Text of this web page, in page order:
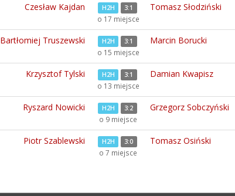
Czesław Kajdan H2H 3:1 Tomasz Słodziński
o 17 miejsce
Bartłomiej Truszewski H2H 3:1 Marcin Borucki
o 15 miejsce
Krzysztof Tylski H2H 3:1 Damian Kwapisz
o 13 miejsce
Ryszard Nowicki H2H 3:2 Grzegorz Sobczyński
o 9 miejsce
Piotr Szablewski H2H 3:0 Tomasz Osiński
o 7 miejsce